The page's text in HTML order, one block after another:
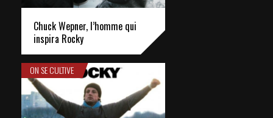
Chuck Wepner, l’homme qui
inspira Rocky
ON SE CULTIVE